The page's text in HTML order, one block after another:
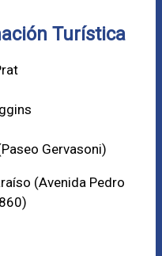
Turística
Paseo Gervasoni)
(Avenida Pedro